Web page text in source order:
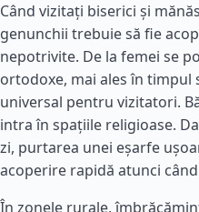
Când vizitați biserici și
genunchii trebuie să fie
nepotrivite. De la femei se
ortodoxe, mai ales în timpul
universal pentru vizitatori.
intra în spațiile religioase.
zi, purtarea unei eșarfe
acoperire rapidă atunci
În zonele rurale,